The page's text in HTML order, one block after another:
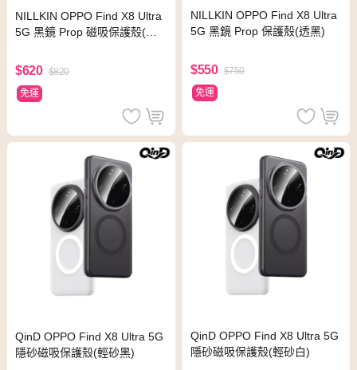
NILLKIN OPPO Find X8 Ultra
5G 黑鏡 Prop 磁吸保護殼(黑
$620 $820
免運
NILLKIN OPPO Find X8 Ultra
5G 黑鏡 Prop 保護殼(透黑)
$550 $750
免運
QinD OPPO Find X8 Ultra 5G
隱砂磁吸保護殼(輕砂黑)
QinD OPPO Find X8 Ultra 5G
隱砂磁吸保護殼(輕砂白)